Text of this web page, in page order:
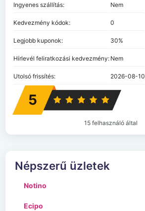
Ingyenes szállítás: Nem
Kedvezmény kódok: 0
Legjobb kuponok: 30%
Hírlevél feliratkozási kedvezmény: Nem
Utolsó frissítés: 2026-08-10
5
15 felhasználó által
Népszerű üzletek
Notino
Ecipo